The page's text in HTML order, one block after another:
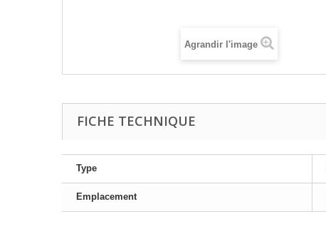
Agrandir l'image
FICHE TECHNIQUE
Type
Emplacement